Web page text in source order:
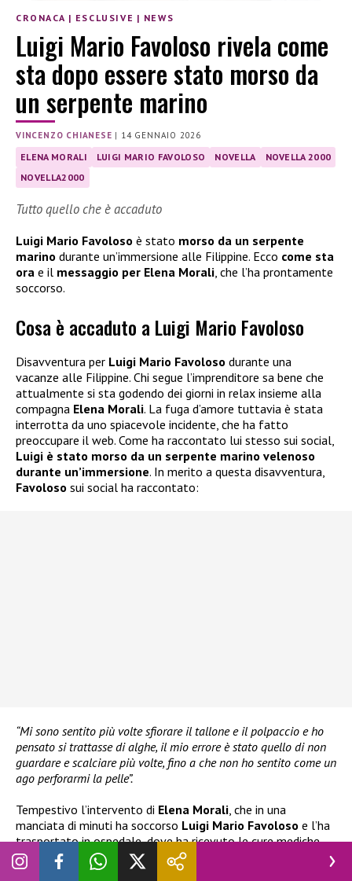
CRONACA | ESCLUSIVE | NEWS
Luigi Mario Favoloso rivela come
sta dopo essere stato morso da
un serpente marino
VINCENZO CHIANESE | 14 GENNAIO 2026
ELENA MORALI LUIGI MARIO FAVOLOSO NOVELLA
NOVELLA 2000
NOVELLA2000
Tutto quello che è accaduto
Luigi Mario Favoloso è stato morso da un serpente
marino durante un’immersione alle Filippine. Ecco come sta
ora e il messaggio per Elena Morali , che l’ha prontamente
soccorso.
Cosa è accaduto a Luigi Mario Favoloso
Disavventura per Luigi Mario Favoloso durante una
vacanze alle Filippine. Chi segue l’imprenditore sa bene che
attualmente si sta godendo dei giorni in relax insieme alla
compagna Elena Morali. La fuga d’amore tuttavia è stata
interrotta da uno spiacevole incidente, che ha fatto
preoccupare il web. Come ha raccontato lui stesso sui social,
Luigi è stato morso da un serpente marino velenoso
durante un’immersione. In merito a questa disavventura,
Favoloso sui social ha raccontato:
“Mi sono sentito più volte sfiorare il tallone e il polpaccio e ho
pensato si trattasse di alghe, il mio errore è stato quello di non
guardare e scalciare più volte, fino a che non ho sentito come un
ago perforarmi la pelle”.
Tempestivo l’intervento di Elena Morali, che in una
manciata di minuti ha soccorso Luigi Mario Favoloso e l’ha
trasportato in ospedale, dove ha ricevuto le cure mediche
necessarie. A seguito di quanto accaduto, l’imprenditore ha
raccontato la disavventura sui social, rivelando per la prima